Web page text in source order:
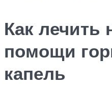
Как лечить
помощи
капель